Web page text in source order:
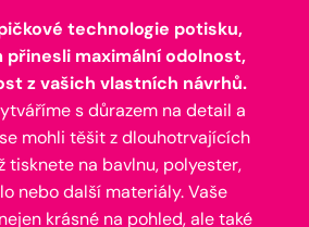
technologie potisku,
přinesli maximální odolnost,
z vašich vlastních návrhů.
s důrazem na detail a
mohli těšit z dlouhotrvajících
tisknete na bavlnu, polyester,
nebo další materiály. Vaše
krásné na pohled, ale také